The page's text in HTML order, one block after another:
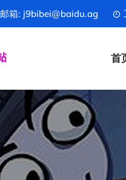
邮箱: j9bibei@baidu.ag
首